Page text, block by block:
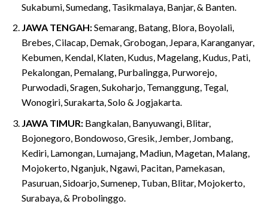
Sukabumi, Sumedang, Tasikmalaya, Banjar, & Banten.
JAWA TENGAH:Semarang, Batang, Blora, Boyolali,
Brebes, Cilacap, Demak, Grobogan, Jepara, Karanganyar,
Kebumen, Kendal, Klaten, Kudus, Magelang, Kudus, Pati,
Pekalongan, Pemalang, Purbalingga, Purworejo,
Purwodadi, Sragen, Sukoharjo, Temanggung, Tegal,
Wonogiri, Surakarta, Solo & Jogjakarta.
JAWA TIMUR: Bangkalan, Banyuwangi, Blitar,
Bojonegoro, Bondowoso, Gresik, Jember, Jombang,
Kediri, Lamongan, Lumajang, Madiun, Magetan, Malang,
Mojokerto, Nganjuk, Ngawi, Pacitan, Pamekasan,
Pasuruan, Sidoarjo, Sumenep, Tuban, Blitar, Mojokerto,
Surabaya, & Probolinggo.